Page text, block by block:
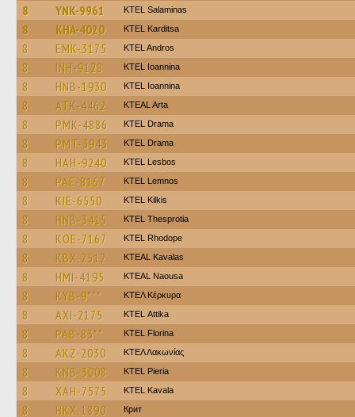
8 YNK-9961 KTEL Salaminas
8 KHA-4020 ΚΤΕL Karditsa
8 EMK-3175 KTEL Andros
8 INH-9128 KTEL Ioannina
8 HNB-1930 KTEL Ioannina
8 ATK-4462 KTEAL Arta
8 PMK-4886 KTEL Drama
8 PMT-3943 KTEL Drama
8 HAH-9240 KTEL Lesbos
8 PAE-8167 KTEL Lemnos
8 KIE-6550 KTEL Kilkis
8 HNB-3415 KTEL Thesprotia
8 KOE-7167 KTEL Rhodope
8 KBX-2512 KTEAL Kavalas
8 HMI-4195 KTEAL Naousa
8 KYB-9*** ΚΤΕΛ Κέρκυρα
8 AXI-2175 KΤΕL Αttika
8 PAB-83** KTEL Florina
8 AKZ-2030 ΚΤΕΛ Λακωνίας
8 KNB-3008 KTEL Pieria
8 XAH-7575 KTEL Kavala
8 HKX-1890 Крит